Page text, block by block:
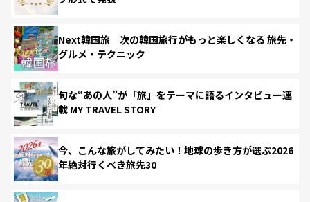
Next韓国旅 次の韓国旅行がもっと楽しくなる 旅先・
グルメ・テクニック
旬な“あの人”が「旅」をテーマに語るインタビュー連
載 MY TRAVEL STORY
今、こんな旅がしてみたい！地球の歩き方が選ぶ2026
年絶対行くべき旅先30